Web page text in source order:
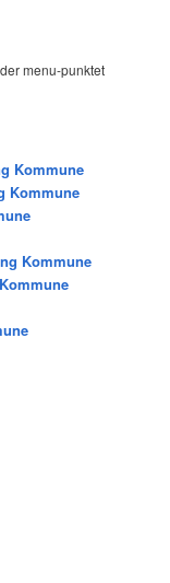
menu-punktet
Kommune
Kommune
Kommune